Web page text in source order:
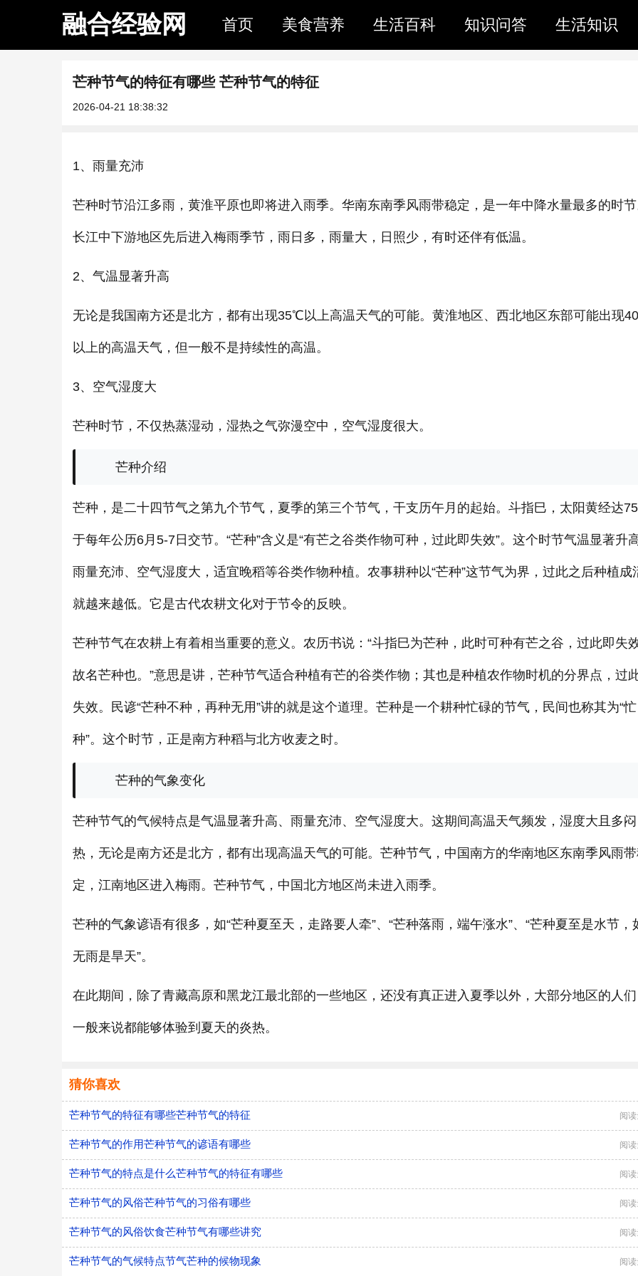
融合经验网 首页 美食营养 生活百科 知识问答 生活知识
芒种节气的特征有哪些 芒种节气的特征
2026-04-21 18:38:32
1、雨量充沛
芒种时节沿江多雨，黄淮平原也即将进入雨季。华南东南季风雨带稳定，是一年中降水量最多的时节
长江中下游地区先后进入梅雨季节，雨日多，雨量大，日照少，有时还伴有低温。
2、气温显著升高
无论是我国南方还是北方，都有出现35℃以上高温天气的可能。黄淮地区、西北地区东部可能出现
以上的高温天气，但一般不是持续性的高温。
3、空气湿度大
芒种时节，不仅热蒸湿动，湿热之气弥漫空中，空气湿度很大。
芒种介绍
芒种，是二十四节气之第九个节气，夏季的第三个节气，干支历午月的起始。斗指巳，太阳黄经达
于每年公历6月5-7日交节。“芒种”含义是“有芒之谷类作物可种，过此即失效”。这个时节气温显著升高
雨量充沛、空气湿度大，适宜晚稻等谷类作物种植。农事耕种以“芒种”这节气为界，过此之后种植成
就越来越低。它是古代农耕文化对于节令的反映。
芒种节气在农耕上有着相当重要的意义。农历书说：“斗指巳为芒种，此时可种有芒之谷，过此即失
故名芒种也。”意思是讲，芒种节气适合种植有芒的谷类作物；其也是种植农作物时机的分界点，过
失效。民谚“芒种不种，再种无用”讲的就是这个道理。芒种是一个耕种忙碌的节气，民间也称其为“忙
种”。这个时节，正是南方种稻与北方收麦之时。
芒种的气象变化
芒种节气的气候特点是气温显著升高、雨量充沛、空气湿度大。这期间高温天气频发，湿度大且多闷
热，无论是南方还是北方，都有出现高温天气的可能。芒种节气，中国南方的华南地区东南季风雨
定，江南地区进入梅雨。芒种节气，中国北方地区尚未进入雨季。
芒种的气象谚语有很多，如“芒种夏至天，走路要人牵”、“芒种落雨，端午涨水”、“芒种夏至是水节，
无雨是旱天”。
在此期间，除了青藏高原和黑龙江最北部的一些地区，还没有真正进入夏季以外，大部分地区的人们
一般来说都能够体验到夏天的炎热。
猜你喜欢
芒种节气的特征有哪些芒种节气的特征 阅
芒种节气的作用芒种节气的谚语有哪些 阅
芒种节气的特点是什么芒种节气的特征有哪些 阅
芒种节气的风俗芒种节气的习俗有哪些 阅
芒种节气的风俗饮食芒种节气有哪些讲究 阅
芒种节气的气候特点节气芒种的候物现象 阅